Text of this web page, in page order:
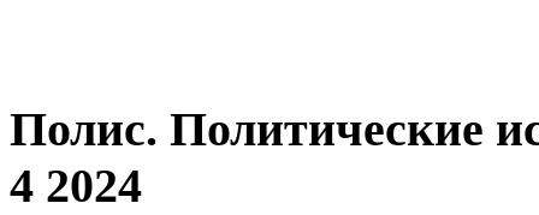
Полис. Политические
4 2024